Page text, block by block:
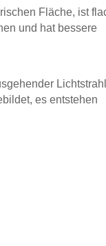
Fläche, ist
und hat bessere
es entstehen